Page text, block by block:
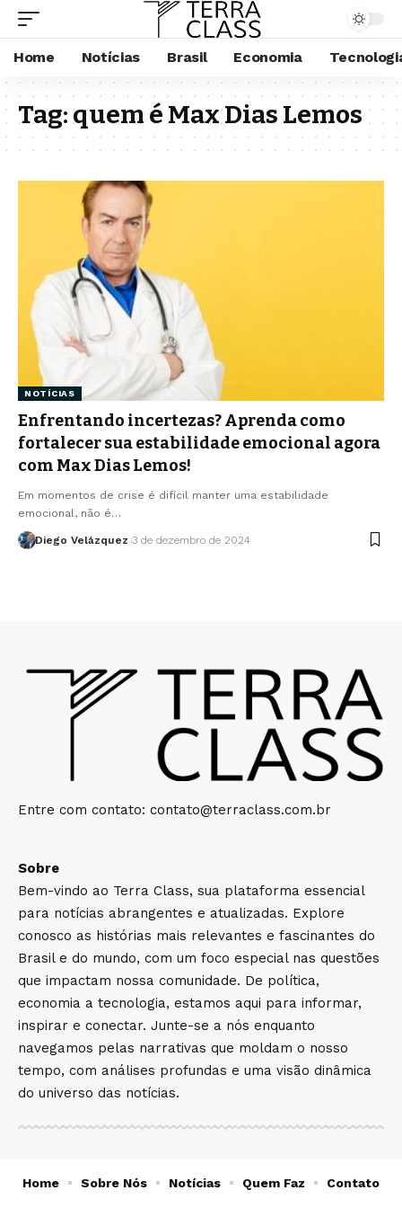
Home Notícias Brasil Economia
Tag:quem é Max Dias Lemos
NOTÍCIAS
Enfrentando incertezas? Aprenda como
fortalecer sua estabilidade emocional agora
com Max Dias Lemos!
Em momentos de crise é difícil manter uma estabilidade
emocional, não é…
Diego Velázquez 3 de dezembro de 2024
Entre com contato: contato@terraclass.com.br
Sobre
Bem-vindo ao Terra Class, sua plataforma essencial
para notícias abrangentes e atualizadas. Explore
conosco as histórias mais relevantes e fascinantes do
Brasil e do mundo, com um foco especial nas questões
que impactam nossa comunidade. De política,
economia a tecnologia, estamos aqui para informar,
inspirar e conectar. Junte-se a nós enquanto
navegamos pelas narrativas que moldam o nosso
tempo, com análises profundas e uma visão dinâmica
do universo das notícias.
Home Sobre Nós Notícias Quem Faz Contato